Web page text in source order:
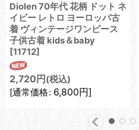
Diolen 70年代 花柄 ドット ネ
イビー レトロ ヨーロッパ古
着 ヴィンテージワンピース
子供古着 kids＆baby
[11712]
2,720 円 (税込)
[通常価格: 6,800円]